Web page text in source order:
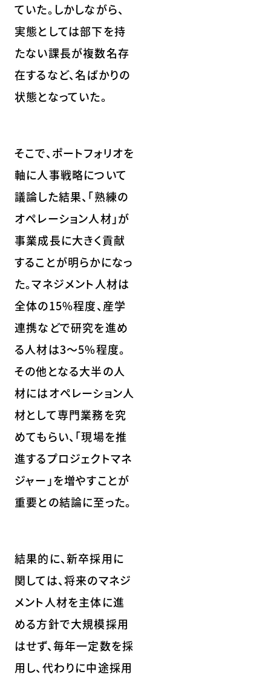
ていた。しかしながら、
実態としては部下を持
たない課長が複数名存
在するなど、名ばかりの
状態となっていた。
そこで、ポートフォリオを
軸に人事戦略について
議論した結果、「熟練の
オペレーション人材」が
事業成長に大きく貢献
することが明らかになっ
た。マネジメント人材は
全体の15%程度、産学
連携などで研究を進め
る人材は3～5%程度。
その他となる大半の人
材にはオペレーション人
材として専門業務を究
めてもらい、「現場を推
進するプロジェクトマネ
ジャー」を増やすことが
重要との結論に至った。
結果的に、新卒採用に
関しては、将来のマネジ
メント人材を主体に進
める方針で大規模採用
はせず、毎年一定数を採
用し、代わりに中途採用